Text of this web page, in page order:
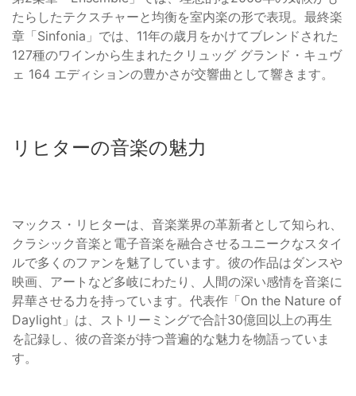
たらしたテクスチャーと均衡を室内楽の形で表現。最終楽
章「Sinfonia」では、11年の歳月をかけてブレンドされた
127種のワインから生まれたクリュッグ グランド・キュヴ
ェ 164 エディションの豊かさが交響曲として響きます。
リヒターの音楽の魅力
マックス・リヒターは、音楽業界の革新者として知られ、
クラシック音楽と電子音楽を融合させるユニークなスタイ
ルで多くのファンを魅了しています。彼の作品はダンスや
映画、アートなど多岐にわたり、人間の深い感情を音楽に
昇華させる力を持っています。代表作「On the Nature of
Daylight」は、ストリーミングで合計30億回以上の再生
を記録し、彼の音楽が持つ普遍的な魅力を物語っていま
す。